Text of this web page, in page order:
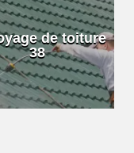
de toiture
38